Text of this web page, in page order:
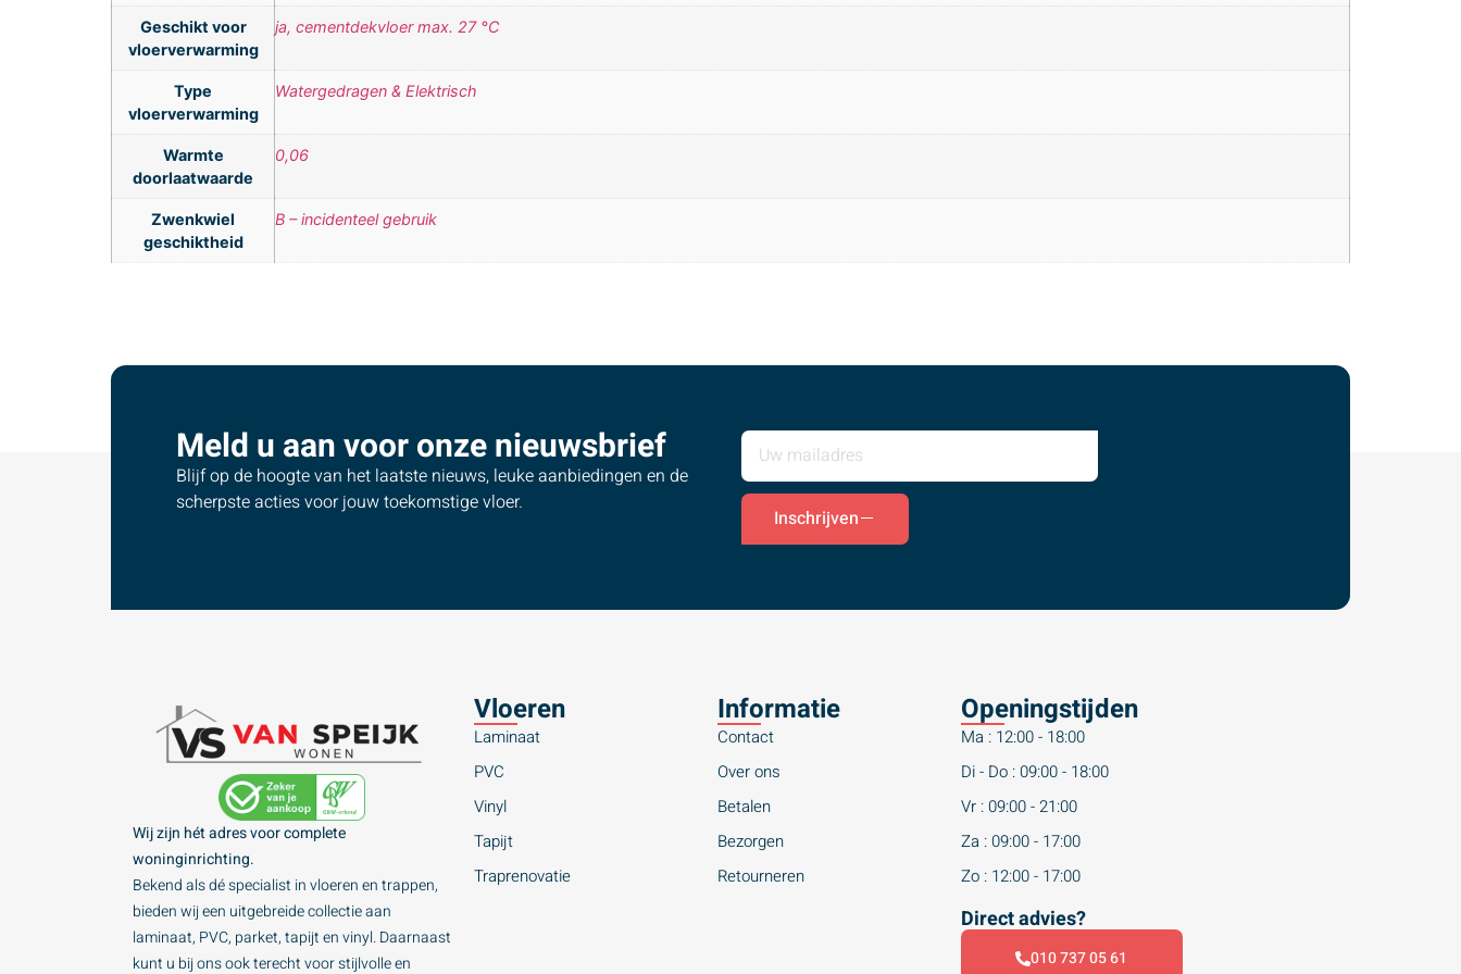
Geschikt voor
vloerverwarming
ja, cementdekvloer max. 27 °C
Type
vloerverwarming
Watergedragen & Elektrisch
Warmte
doorlaatwaarde
0,06
Zwenkwiel
geschiktheid
B – incidenteel gebruik
Meld u aan voor onze nieuwsbrief
Blijf op de hoogte van het laatste nieuws, leuke aanbiedingen en de
scherpste acties voor jouw toekomstige vloer.
Inschrijven
Wij zijn hét adres voor complete
woninginrichting.
Bekend als dé specialist in vloeren en trappen,
bieden wij een uitgebreide collectie aan
laminaat, PVC, parket, tapijt en vinyl. Daarnaast
kunt u bij ons ook terecht voor stijlvolle en
Vloeren
Laminaat
PVC
Vinyl
Tapijt
Traprenovatie
Informatie
Contact
Over ons
Betalen
Bezorgen
Retourneren
Openingstijden
Ma : 12:00 - 18:00
Di - Do : 09:00 - 18:00
Vr : 09:00 - 21:00
Za : 09:00 - 17:00
Zo : 12:00 - 17:00
Direct advies?
010 737 05 61